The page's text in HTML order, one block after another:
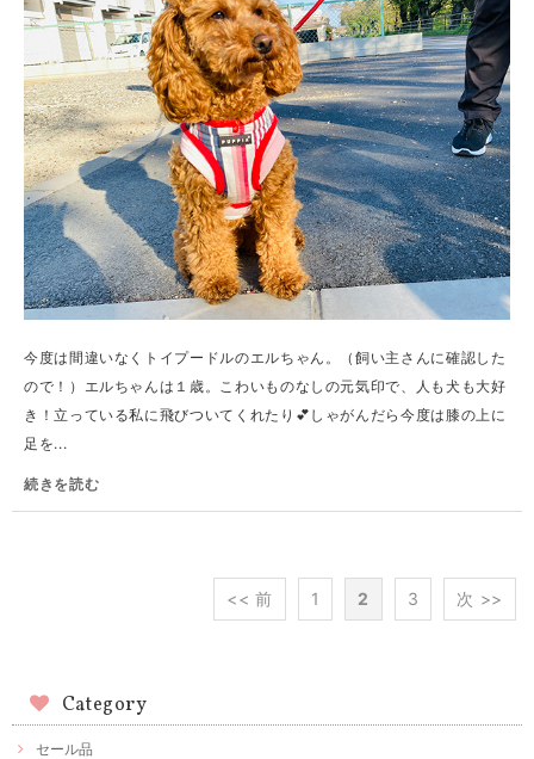
今度は間違いなくトイプードルのエルちゃん。（飼い主さんに確認した
ので！）エルちゃんは１歳。こわいものなしの元気印で、人も犬も大好
き！立っている私に飛びついてくれたり💕しゃがんだら今度は膝の上に
足を...
続きを読む
<< 前 1 2 3 次 >>
Category
セール品